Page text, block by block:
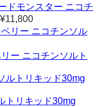
ドモンスター ニコチ
¥11,800価
格
¥4,360
¥11,800
ー ニコチンソルト
リキッド30mg